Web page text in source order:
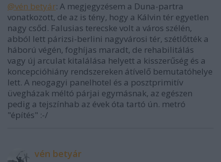
@vén betyár: A megjegyzésem a Duna-partra
vonatkozott, de az is tény, hogy a Kálvin tér egyetlen
nagy csőd. Falusias terecske volt a város szélén,
abból lett párizsi-berlini nagyvárosi tér, szétlőtték a
háború végén, foghíjas maradt, de rehabilitálás
vagy új arculat kitalálása helyett a kisszerűség és a
koncepcióhiány rendszereken átívelő bemutatóhelye
lett. A neogagyi panelhotel és a posztprimitív
üvegházak méltó párjai egymásnak, az egészen
pedig a tejszínhab az évek óta tartó ún. metró
"építés" :-/
vén betyár